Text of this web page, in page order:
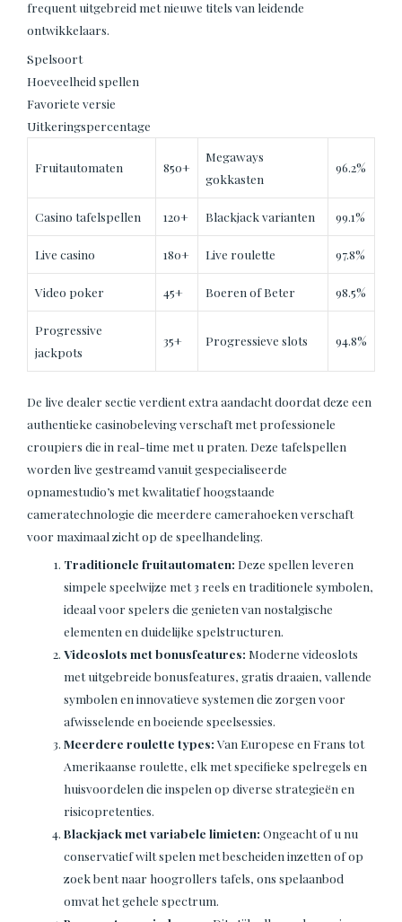
frequent uitgebreid met nieuwe titels van leidende
ontwikkelaars.
Spelsoort
Hoeveelheid spellen
Favoriete versie
Uitkeringspercentage
Fruitautomaten 850+
Megaways
gokkasten
96.2%
Casino tafelspellen 120+ Blackjack varianten 99.1%
Live casino 180+ Live roulette 97.8%
Video poker 45+ Boeren of Beter 98.5%
Progressive
jackpots
35+ Progressieve slots 94.8%
De live dealer sectie verdient extra aandacht doordat deze een
authentieke casinobeleving verschaft met professionele
croupiers die in real-time met u praten. Deze tafelspellen
worden live gestreamd vanuit gespecialiseerde
opnamestudio’s met kwalitatief hoogstaande
cameratechnologie die meerdere camerahoeken verschaft
voor maximaal zicht op de speelhandeling.
Traditionele fruitautomaten: Deze spellen leveren
simpele speelwijze met 3 reels en traditionele symbolen,
ideaal voor spelers die genieten van nostalgische
elementen en duidelijke spelstructuren.
Videoslots met bonusfeatures: Moderne videoslots
met uitgebreide bonusfeatures, gratis draaien, vallende
symbolen en innovatieve systemen die zorgen voor
afwisselende en boeiende speelsessies.
Meerdere roulette types:Van Europese en Frans tot
Amerikaanse roulette, elk met specifieke spelregels en
huisvoordelen die inspelen op diverse strategieën en
risicopretenties.
Blackjack met variabele limieten: Ongeacht of u nu
conservatief wilt spelen met bescheiden inzetten of op
zoek bent naar hoogrollers tafels, ons spelaanbod
omvat het gehele spectrum.